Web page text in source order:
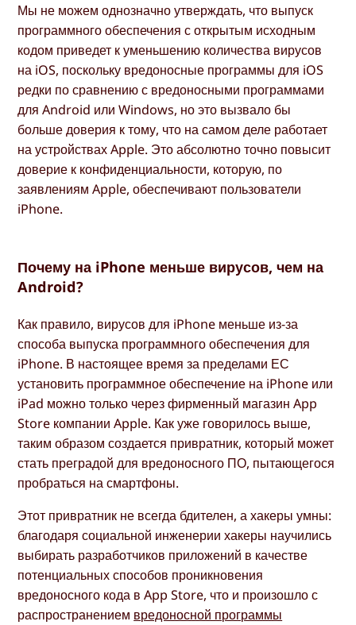
Мы не можем однозначно утверждать, что выпуск
программного обеспечения с открытым исходным
кодом приведет к уменьшению количества вирусов
на iOS, поскольку вредоносные программы для iOS
редки по сравнению с вредоносными программами
для Android или Windows, но это вызвало бы
больше доверия к тому, что на самом деле работает
на устройствах Apple. Это абсолютно точно повысит
доверие к конфиденциальности, которую, по
заявлениям Apple, обеспечивают пользователи
iPhone.
Почему на iPhone меньше вирусов, чем на
Android?
Как правило, вирусов для iPhone меньше из-за
способа выпуска программного обеспечения для
iPhone. В настоящее время за пределами ЕС
установить программное обеспечение на iPhone или
iPad можно только через фирменный магазин App
Store компании Apple. Как уже говорилось выше,
таким образом создается привратник, который может
стать преградой для вредоносного ПО, пытающегося
пробраться на смартфоны.
Этот привратник не всегда бдителен, а хакеры умны:
благодаря социальной инженерии хакеры научились
выбирать разработчиков приложений в качестве
потенциальных способов проникновения
вредоносного кода в App Store, что и произошло с
распространением вредоносной программы